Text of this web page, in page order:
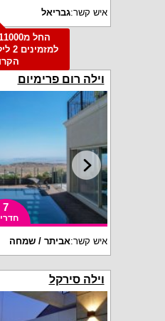
איש קשר:גבריאל
וילה רום פרימיום
7
איש קשר:אביתר / שמחה
וילה סירקל